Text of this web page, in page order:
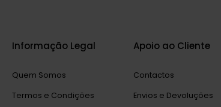
Informação Legal
Quem Somos
Termos e Condições
Apoio ao Cliente
Contactos
Envios e Devoluções